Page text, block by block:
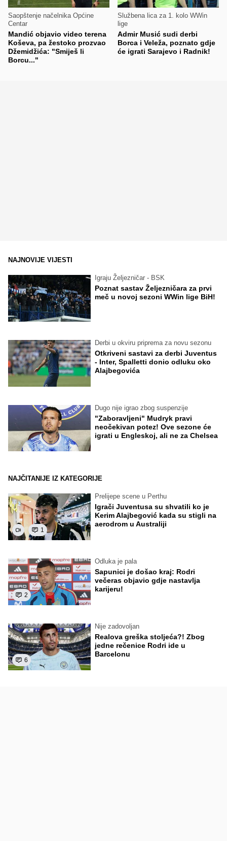
Saopštenje načelnika Općine
Centar
Mandić objavio video terena
Koševa, pa žestoko prozvao
Džemidžića: "Smiješ li
Borcu..."
Službena lica za 1. kolo WWin
lige
Admir Musić sudi derbi
Borca i Veleža, poznato gdje
će igrati Sarajevo i Radnik!
NAJNOVIJE VIJESTI
Igraju Željezničar - BSK
Poznat sastav Željezničara za prvi
meč u novoj sezoni WWin lige BiH!
Derbi u okviru priprema za novu sezonu
Otkriveni sastavi za derbi Juventus
- Inter, Spalletti donio odluku oko
Alajbegovića
Dugo nije igrao zbog suspenzije
"Zaboravljeni" Mudryk pravi
neočekivan potez! Ove sezone će
igrati u Engleskoj, ali ne za Chelsea
NAJČITANIJE IZ KATEGORIJE
1
Prelijepe scene u Perthu
Igrači Juventusa su shvatili ko je
Kerim Alajbegović kada su stigli na
aerodrom u Australiji
2
Odluka je pala
Sapunici je došao kraj: Rodri
večeras objavio gdje nastavlja
karijeru!
6
Nije zadovoljan
Realova greška stoljeća?! Zbog
jedne rečenice Rodri ide u
Barcelonu